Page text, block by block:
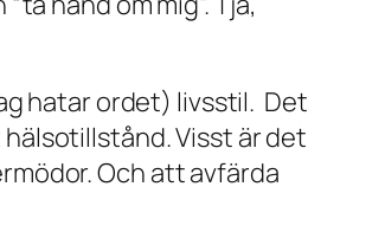
hatar ordet) livsstil. Det
Visst är det
Och att avfärda